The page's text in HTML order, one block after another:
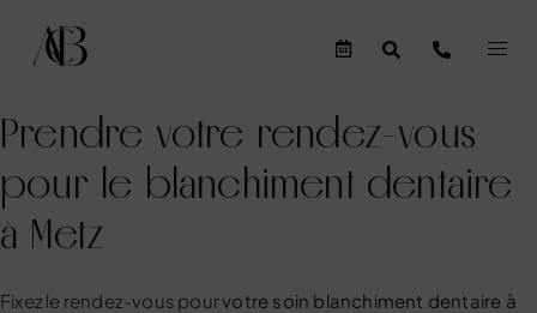
Prendre votre rendez-vous
pour le blanchiment dentaire
à Metz
Fixez le rendez-vous pourvotre soin blanchiment dentaire à